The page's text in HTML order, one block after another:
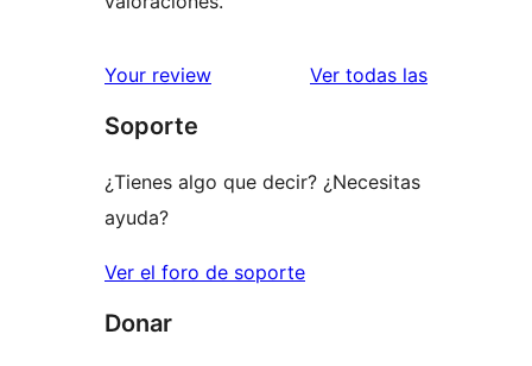
Your review Ver todas las
Soporte
¿Tienes algo que decir? ¿Necesitas
ayuda?
Ver el foro de soporte
Donar